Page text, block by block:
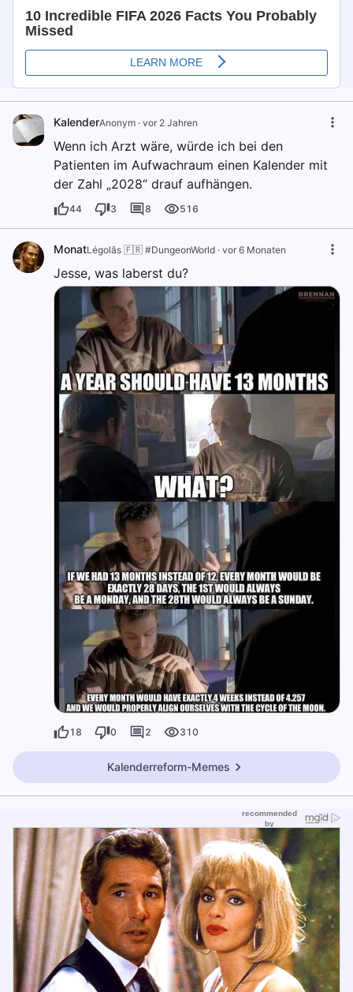
KalenderAnonym · vor 2 Jahren
Wenn ich Arzt wäre, würde ich bei den
Patienten im Aufwachraum einen Kalender mit
der Zahl „2028“ drauf aufhängen.
44 3 8 516
MonatLégolâs 🇫🇷 #DungeonWorld · vor 6 Monaten
Jesse, was laberst du?
18 0 2 310
Kalenderreform-Memes